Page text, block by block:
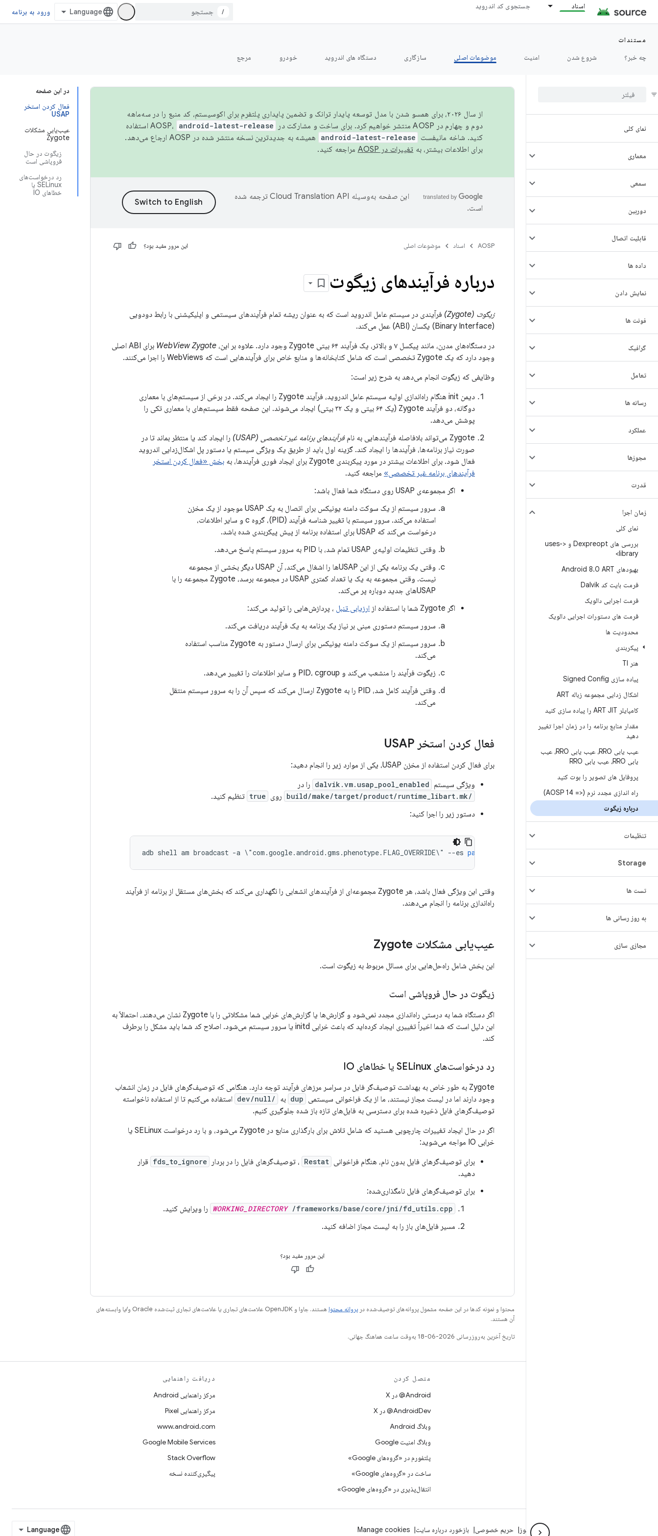
اسناد جستجوی کد اندروید
/ ورود به برنامه
مستندات
چه خبر؟
شروع شدن امنیت موضوعات اصلی سازگاری دستگاه های اندروید خودرو مرجع
نمای کلی
معماری
سمعی
دوربین
قابلیت اتصال
داده ها
نمایش دادن
فونت ها
گرافیک
تعامل
رسانه ها
عملکرد
مجوزها
قدرت
زمان اجرا
نمای کلی
بررسی های Dexpreopt و <uses-
library>
بهبودهای Android 8
.0 ART
فرمت بایت کد Dalvik
فرمت اجرایی دالویک
فرمت های دستورات اجرایی دالویک
محدودیت ها
پیکربندی
هنر TI
پیاده سازی Signed Config
اشکال زدایی مجموعه زباله ART
کامپایلر ART JIT را پیاده سازی کنید
مقدار منابع برنامه را در زمان اجرا تغییر
دهید
عیب یابی RRO، عیب یابی RRO، عیب
یابی RRO، عیب یابی RRO
پروفایل های تصویر را بوت کنید
راه اندازی مجدد نرم (<= AOSP 14)
درباره زیگوت
تنظیمات
Storage
تست ها
به روز رسانی ها
مجازی سازی
در این صفحه
فعال کردن استخر
USAP
عیب‌یابی مشکلات
Zygote
زیگوت در حال
فروپاشی است
رد درخواست‌های
SELinux یا
خطاهای IO
از سال ۲۰۲۶، برای همسو شدن با مدل توسعه پایدار ترانک و تضمین پایداری پلتفرم برای اکوسیستم، کد منبع را در سه‌ماهه
دوم و چهارم در AOSP منتشر خواهیم کرد. برای ساخت و مشارکت در AOSP،
android-latest-release
استفاده
کنید. شاخه مانیفست
android-latest-release
همیشه به جدیدترین نسخه منتشر شده در AOSP ارجاع می‌دهد.
برای اطلاعات بیشتر، به تغییرات در AOSP مراجعه کنید.
این صفحه به‌وسیله
ترجمه شده
است.
AOSP اسناد موضوعات اصلی این مرور مفید بود؟
درباره فرآیندهای زیگوت
زیگوت (Zygote)
فرآیندی در سیستم عامل اندروید است که به عنوان ریشه تمام فرآیندهای سیستمی و اپلیکیشنی با رابط دودویی
(Binary Interface) یکسان (ABI) عمل می‌کند.
در دستگاه‌های مدرن، مانند پیکسل ۷ و بالاتر، یک فرآیند ۶۴ بیتی Zygote وجود دارد. علاوه بر این،
WebView Zygote
برای ABI اصلی
وجود دارد که یک Zygote تخصصی است که شامل کتابخانه‌ها و منابع خاص برای فرآیندهایی است که WebViews را اجرا می‌کنند.
وظایفی که زیگوت انجام می‌دهد به شرح زیر است:
دیمن init هنگام راه‌اندازی اولیه سیستم عامل اندروید، فرآیند Zygote را ایجاد می‌کند. در برخی از سیستم‌های با معماری
دوگانه، دو فرآیند Zygote (یک ۶۴ بیتی و یک ۳۲ بیتی) ایجاد می‌شوند. این صفحه فقط سیستم‌های با معماری تکی را
پوشش می‌دهد.
Zygote می‌تواند بلافاصله فرآیندهایی به نام
فرآیندهای برنامه غیر تخصصی (USAP)
را ایجاد کند یا منتظر بماند تا در
صورت نیاز برنامه‌ها، فرآیندها را ایجاد کند. گزینه اول باید از طریق یک ویژگی سیستم یا دستور پل اشکال‌زدایی اندروید
فعال شود. برای اطلاعات بیشتر در مورد پیکربندی Zygote برای ایجاد فوری فرآیندها، به
بخش «فعال کردن استخر
فرآیندهای برنامه غیر تخصصی» مراجعه کنید.
اگر مجموعه‌ی USAP روی دستگاه شما فعال باشد:
سرور سیستم از یک سوکت دامنه یونیکس برای اتصال به یک USAP موجود از یک مخزن
استفاده می‌کند. سرور سیستم با تغییر شناسه فرآیند (PID)، گروه c و سایر اطلاعات،
درخواست می‌کند که USAP برای استفاده برنامه از پیش پیکربندی شده باشد.
وقتی تنظیمات اولیه‌ی USAP تمام شد، با PID به سرور سیستم پاسخ می‌دهد.
وقتی یک برنامه یکی از این USAPها را اشغال می‌کند، آن USAP دیگر بخشی از مجموعه
نیست. وقتی مجموعه به یک یا تعداد کمتری USAP در مجموعه برسد، Zygote مجموعه را با
USAPهای جدید دوباره پر می‌کند.
اگر Zygote شما با استفاده از
ارزیابی تنبل ، پردازش‌هایی را تولید می‌کند:
سرور سیستم دستوری مبنی بر نیاز یک برنامه به یک فرآیند دریافت می‌کند.
سرور سیستم از یک سوکت دامنه یونیکس برای ارسال دستور به Zygote مناسب استفاده
می‌کند.
زیگوت فرآیند را منشعب می‌کند و PID، cgroup و سایر اطلاعات را تغییر می‌دهد.
وقتی فرآیند کامل شد، PID را به Zygote ارسال می‌کند که سپس آن را به سرور سیستم منتقل
می‌کند.
فعال کردن استخر USAP
برای فعال کردن استفاده از مخزن USAP، یکی از موارد زیر را انجام دهید:
ویژگی سیستم dalvik.vm.usap_pool_enabled را در
/build/make/target/product/runtime_libart.mk روی true تنظیم کنید.
دستور زیر را اجرا کنید:
adb shell am broadcast -a \"com .google.android .gms .phenotype. FLAG_OVERRIDE\" --es package google.android.platform.
وقتی این ویژگی فعال باشد، هر Zygote مجموعه‌ای از فرآیندهای انشعابی را نگهداری می‌کند که بخش‌های مستقل از برنامه از فرآیند
راه‌اندازی برنامه را انجام می‌دهند.
عیب‌یابی مشکلات Zygote
این بخش شامل راه‌حل‌هایی برای مسائل مربوط به زیگوت است.
زیگوت در حال فروپاشی است
اگر دستگاه شما به درستی راه‌اندازی مجدد نمی‌شود و گزارش‌ها یا گزارش‌های خرابی شما مشکلاتی را با Zygote نشان می‌دهند، احتمالاً به
این دلیل است که شما اخیراً تغییری ایجاد کرده‌اید که باعث خرابی initd یا سرور سیستم می‌شود. اصلاح کد شما باید مشکل را برطرف
کند.
رد درخواست‌های SELinux یا خطاهای IO
Zygote به طور خاص به بهداشت توصیف‌گر فایل در سراسر مرزهای فرآیند توجه دارد. هنگامی که توصیف‌گرهای فایل در زمان انشعاب
وجود دارند اما در لیست مجاز نیستند، ما از یک فراخوانی سیستمی dup به /dev/null
استفاده می‌کنیم تا از استفاده ناخواسته
توصیف‌گرهای فایل ذخیره شده برای دسترسی به فایل‌های تازه باز شده جلوگیری کنیم.
اگر در حال ایجاد تغییرات چارچوبی هستید که شامل تلاش برای بارگذاری منابع در Zygote می‌شود، و با رد درخواست SELinux یا
خرابی IO مواجه می‌شوید:
برای توصیف‌گرهای فایل بدون نام، هنگام فراخوانی Restat ، توصیف‌گرهای فایل را در بردار fds_to_ignore قرار
دهید.
برای توصیف‌گرهای فایل نامگذاری‌شده:
WORKING_DIRECTORY/frameworks/base/core/jni/fd_utils.cpp
را ویرایش کنید.
مسیر فایل‌های باز را به لیست مجاز اضافه کنید.
این مرور مفید بود؟
محتوا و نمونه کدها در این صفحه مشمول پروانه‌های توصیف‌شده در پروانه محتوا
هستند. جاوا و OpenJDK علامت‌های تجاری یا علامت‌های تجاری ثبت‌شده Oracle و/یا وابسته‌های
آن هستند.
تاریخ آخرین به‌روزرسانی 2026-06-18 به‌وقت ساعت هماهنگ جهانی.
متصل کردن
‫‎@Android در X
‫‎@AndroidDev در X
وبلاگ Android
وبلاگ امنیت Google
پلتفورم در «گروه‌های Google»
ساخت در «گروه‌های Google»
انتقال‌پذیری در «گروه‌های Google»
دریافت راهنمایی
مرکز راهنمایی Android
مرکز راهنمایی Pixel
www.android.com
Google Mobile Services
Stack Overflow
پیگیری‌کننده نسخه
شرایط حقوقی مجوز حریم خصوصی بازخورد درباره سایت Manage cookies